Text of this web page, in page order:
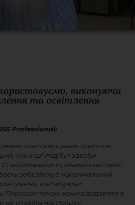
виконуючи
та освітлення
Professional:
освітлювальний порошок,
ніж інші подібні засоби
Спеціальний рослинний комплекс
забезпечує максимальний
мінімізуючи
Порошок також можна додавати в
не уповільнює процес